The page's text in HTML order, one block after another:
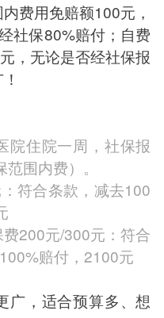
费用免赔额100元，
社保80%赔付；自费
，无论是否经社保报
院住院一周，社保报
围内费）。
符合条款，减去100
200元/300元：符合
赔付，2100元
广，适合预算多、想